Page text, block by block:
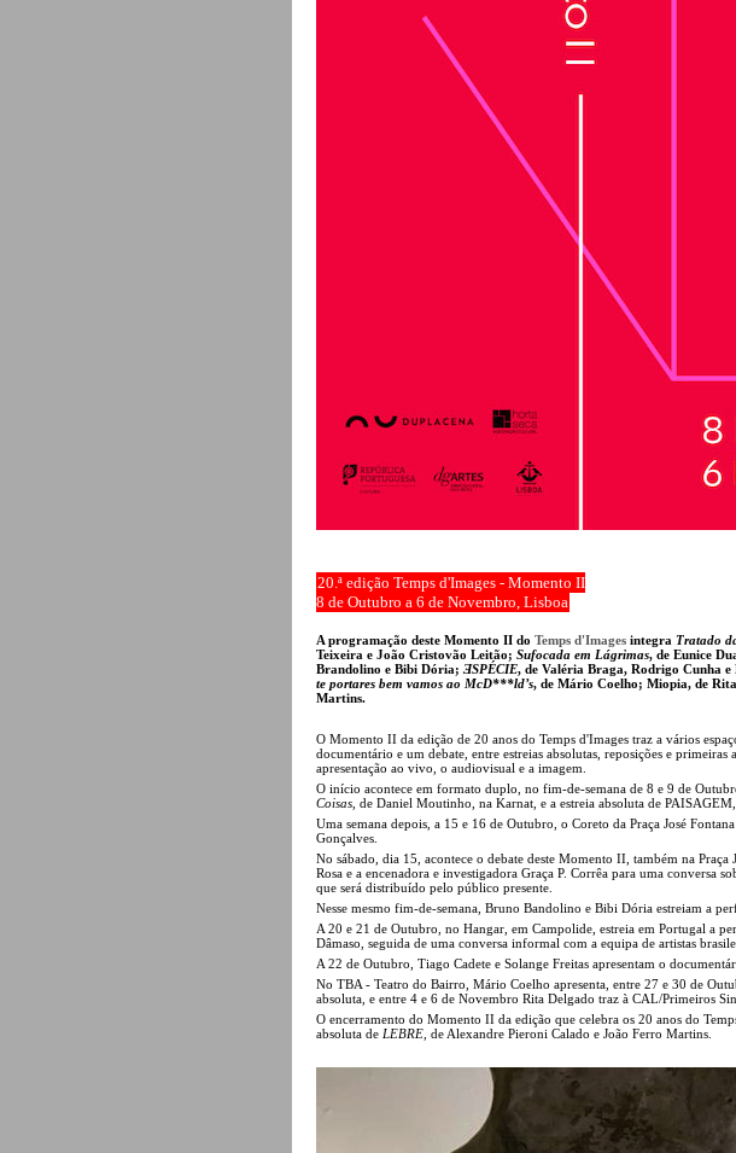
20.ª edição Temps d'Images - Momento II
8 de Outubro a 6 de Novembro, Lisboa
A programação deste Momento II do Temps d'Images integra Tratado
Teixeira e João Cristovão Leitão; Sufocada em Lágrimas, de Eunice
Brandolino e Bibi Dória; ƎSPÉCIE, de Valéria Braga, Rodrigo Cunha e
te portares bem vamos ao McD***ld’s, de Mário Coelho; Miopia, de
Martins.
O Momento II da edição de 20 anos do Temps d'Images traz a vários
documentário e um debate, entre estreias absolutas, reposições e primeiras
apresentação ao vivo, o audiovisual e a imagem.
O início acontece em formato duplo, no fim-de-semana de 8 e 9 de
Coisas , de Daniel Moutinho, na Karnat, e a estreia absoluta de
Uma semana depois, a 15 e 16 de Outubro, o Coreto da Praça José
Gonçalves.
No sábado, dia 15, acontece o debate deste Momento II, também na
Rosa e a encenadora e investigadora Graça P. Corrêa para uma conversa
que será distribuído pelo público presente.
Nesse mesmo fim-de-semana, Bruno Bandolino e Bibi Dória estreiam a
A 20 e 21 de Outubro, no Hangar, em Campolide, estreia em Portugal a
Dâmaso, seguida de uma conversa informal com a equipa de artistas
A 22 de Outubro, Tiago Cadete e Solange Freitas apresentam o
No TBA - Teatro do Bairro, Mário Coelho apresenta, entre 27 e 30 de
absoluta, e entre 4 e 6 de Novembro Rita Delgado traz à CAL/Primeiros
O encerramento do Momento II da edição que celebra os 20 anos do
absoluta de LEBRE , de Alexandre Pieroni Calado e João Ferro Martins.